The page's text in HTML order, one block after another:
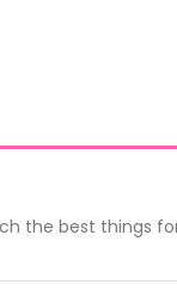
the best things